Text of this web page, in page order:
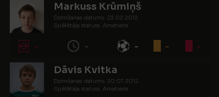
Markuss Krūmiņš
Dzimšanas datums: 23.02.2012.
Spēlētāja statuss: Amatieris
- - - - -
Dāvis Kvitka
Dzimšanas datums: 20.07.2012.
Spēlētāja statuss: Amatieris